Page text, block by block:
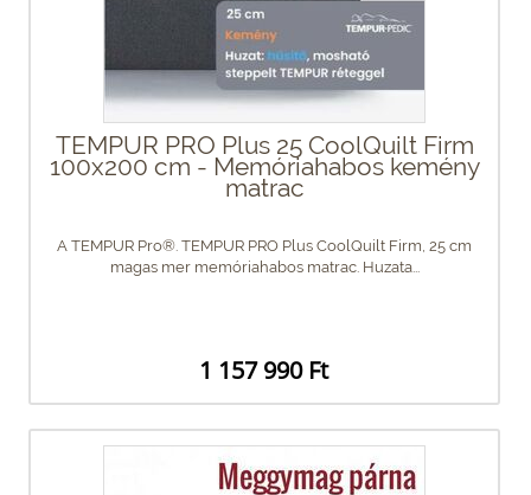
TEMPUR PRO Plus 25 CoolQuilt Firm
100x200 cm - Memóriahabos kemény
matrac
A TEMPUR Pro®. TEMPUR PRO Plus CoolQuilt Firm, 25 cm
magas mer memóriahabos matrac. Huzata...
1 157 990 Ft